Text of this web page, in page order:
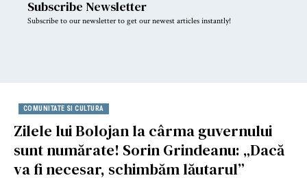
Subscribe Newsletter
Subscribe to our newsletter to get our newest articles instantly!
COMUNITATE SI CULTURA
Zilele lui Bolojan la cârma guvernului
sunt numărate! Sorin Grindeanu: „Dacă
va fi necesar, schimbăm lăutarul”